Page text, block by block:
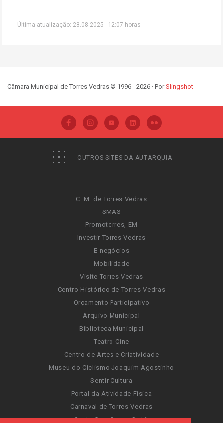
Última atualização: 28.08.2025 - 12:07 horas
Câmara Municipal de Torres Vedras © 1996 - 2026 · PorSlingshot
OUTROS SITES DA AUTARQUIA
C. M. de Torres Vedras
SMAS
Promotorres, EM
Investir Torres Vedras
E-negócios
Mobilidade
Visite Torres Vedras
Centro Histórico de Torres Vedras
Orçamento Participativo
Arquivo Municipal
Biblioteca Municipal
Teatro-Cine
Centro de Artes e Criatividade
Museu do Ciclismo Joaquim Agostinho
Sentir Cultura
Portal da Atividade Física
Carnaval de Torres Vedras
Santa Cruz Ocean Spirit